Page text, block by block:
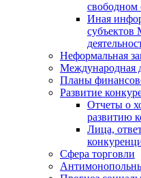
свободном
Иная
субъектов
Неформальная
Международная
Планы
Развитие
Отчеты о
развитию
Лица,
Сфера торговли